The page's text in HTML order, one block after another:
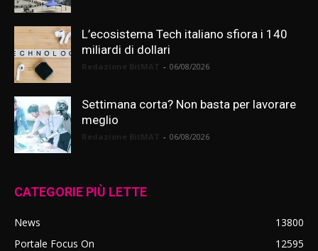
L’ecosistema Tech italiano sfiora i 140
miliardi di dollari
- 06/08/2026
Settimana corta? Non basta per lavorare
meglio
- 06/08/2026
CATEGORIE PIÙ LETTE
News
13800
Portale Focus On
12595